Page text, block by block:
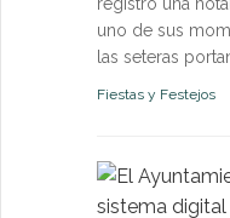
uno de sus
las seteras
Fiestas y Festejos